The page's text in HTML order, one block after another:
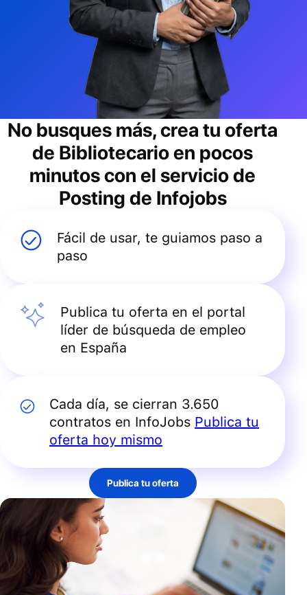
No busques más, crea tu oferta
de Bibliotecarioen pocos
minutos con el servicio de
Posting de Infojobs
Fácil de usar, te guiamos paso a
paso
Publica tu oferta en el portal
líder de búsqueda de empleo
en España
Cada día, se cierran 3.650
contratos en InfoJobs Publica tu
oferta hoy mismo
Publica tu oferta